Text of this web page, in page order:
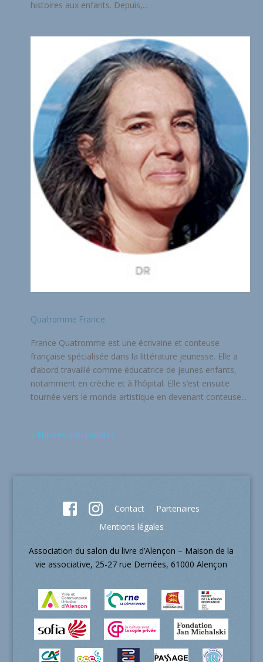
histoires aux enfants. Depuis,...
Quatromme France
France Quatromme est une écrivaine et conteuse
française spécialisée dans la littérature jeunesse. Elle a
d’abord travaillé comme éducatrice de jeunes enfants,
notamment en crèche et à l’hôpital. Elle s’est ensuite
tournée vers le monde artistique en devenant conteuse...
« Entrées précédentes
Contact
Partenaires
Mentions légales
Association du salon du livre d’Alençon – Maison de la
vie associative, 25-27 rue Demées, 61000 Alençon